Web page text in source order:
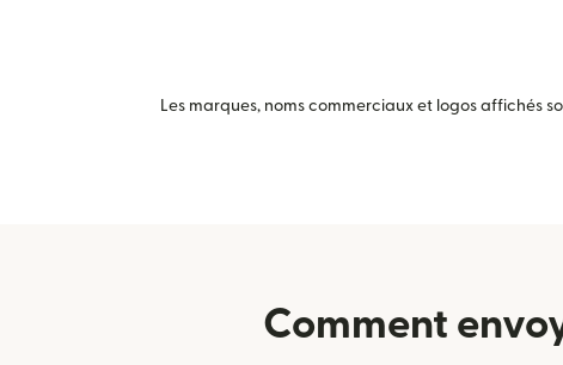
Les marques, noms commerciaux et logos affichés
Comment